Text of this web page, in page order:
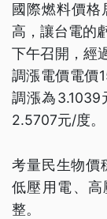
國際燃料價
高，讓台電的
下午召開，經
調漲電價電價
調漲為
2.5707元/度。
考量民生物價
低壓用電、
整。